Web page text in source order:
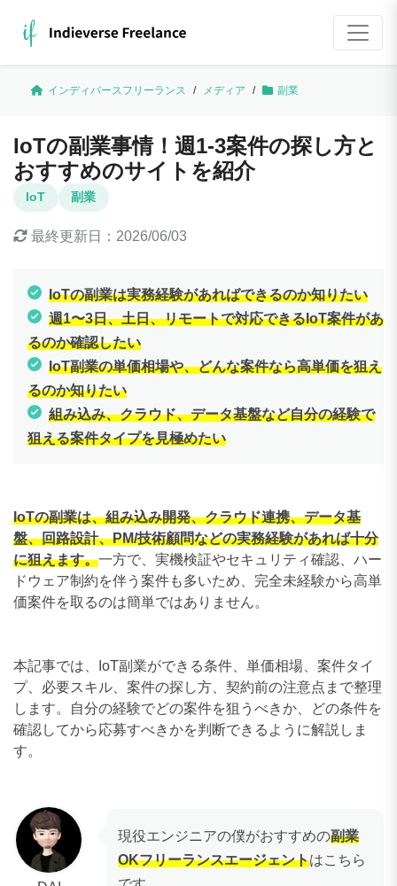
インディバースフリーランス / メディア / 副業
IoTの副業事情！週1-3案件の探し方と
おすすめのサイトを紹介
IoT 副業
最終更新日： 2026/06/03
IoTの副業は実務経験があればできるのか知りたい
週1〜3日、土日、リモートで対応できるIoT案件があ
るのか確認したい
IoT副業の単価相場や、どんな案件なら高単価を狙え
るのか知りたい
組み込み、クラウド、データ基盤など自分の経験で
狙える案件タイプを見極めたい
IoTの副業は、組み込み開発、クラウド連携、データ基
盤、回路設計、PM/技術顧問などの実務経験があれば十分
に狙えます。一方で、実機検証やセキュリティ確認、ハー
ドウェア制約を伴う案件も多いため、完全未経験から高単
価案件を取るのは簡単ではありません。
本記事では、IoT副業ができる条件、単価相場、案件タイ
プ、必要スキル、案件の探し方、契約前の注意点まで整理
します。自分の経験でどの案件を狙うべきか、どの条件を
確認してから応募すべきかを判断できるように解説しま
す。
現役エンジニアの僕がおすすめの副業
OKフリーランスエージェントはこちら